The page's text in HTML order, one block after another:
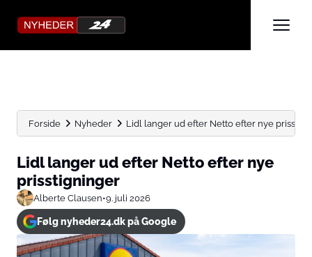
Forside Nyheder Lidl langer ud efter Netto efter nye
Lidl langer ud efter Netto efter nye
prisstigninger
Alberte Clausen•9. juli 2026
Følg nyheder24.dk på Google